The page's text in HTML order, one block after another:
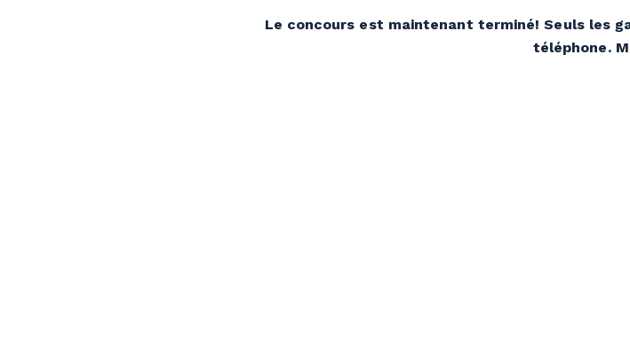
Le concours est maintenant terminé! Seuls les
téléphone.